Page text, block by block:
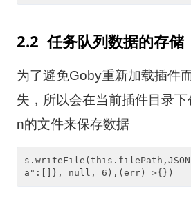
2.2 任务队列数据的存储
为了避免Goby重新加载插件
失，所以会在当前插件目录
n的文件来保存数据
a":[]}, null, 6),(err)=>{})